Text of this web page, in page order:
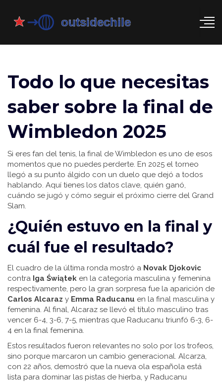
Todo lo que necesitas
saber sobre la final de
Wimbledon 2025
Si eres fan del tenis, la final de Wimbledon es uno de esos
momentos que no puedes perderte. En 2025 el torneo
llegó a su punto álgido con un duelo que dejó a todos
hablando. Aquí tienes los datos clave, quién ganó,
cuándo se jugó y cómo seguir el próximo cierre del Grand
Slam.
¿Quién estuvo en la final y
cuál fue el resultado?
El cuadro de la última ronda mostró a Novak Djokovic
contra Iga Świątek en la categoría masculina y femenina
respectivamente, pero la gran sorpresa fue la aparición de
Carlos Alcaraz y Emma Raducanu en la final masculina y
femenina. Al final, Alcaraz se llevó el título masculino tras
vencer 6-4, 3-6, 7-5, mientras que Raducanu triunfó 6-3, 6-
4 en la final femenina.
Estos resultados fueron relevantes no solo por los trofeos,
sino porque marcaron un cambio generacional. Alcarza,
con 22 años, demostró que la nueva ola española está
lista para dominar las pistas de hierba, y Raducanu